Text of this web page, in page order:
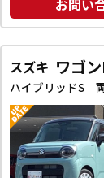
お問い
スズキ ワゴ